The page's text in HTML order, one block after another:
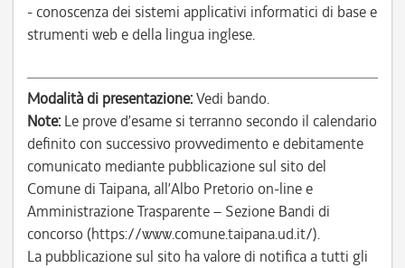
- conoscenza dei sistemi applicativi informatici di base e
strumenti web e della lingua inglese.
Modalità di presentazione:Vedi bando.
Note: Le prove d’esame si terranno secondo il calendario
definito con successivo provvedimento e debitamente
comunicato mediante pubblicazione sul sito del
Comune di Taipana, all’Albo Pretorio on-line e
Amministrazione Trasparente – Sezione Bandi di
concorso (https://www.comune.taipana.ud.it/).
La pubblicazione sul sito ha valore di notifica a tutti gli